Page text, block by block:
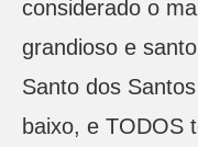
considerado o
grandioso e
Santo dos
baixo, e TODOS